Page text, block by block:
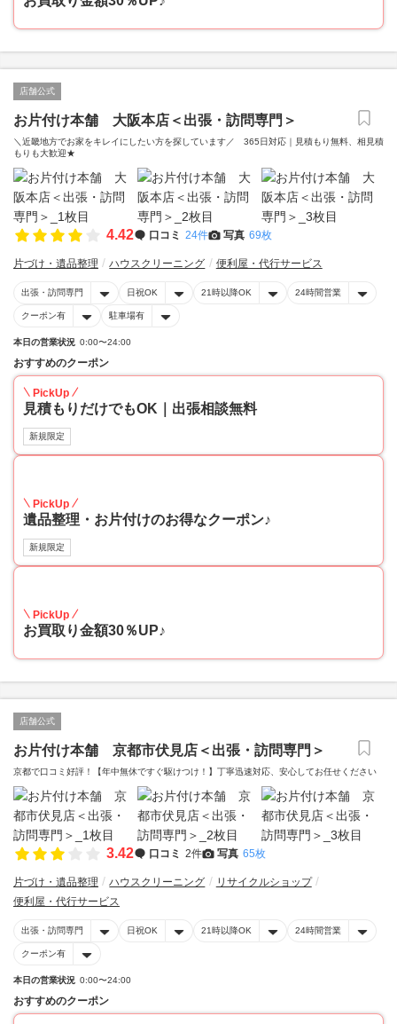
店舗公式
お片付け本舗 大阪本店＜出張・訪問専門＞
＼近畿地方でお家をキレイにしたい方を探しています／ 365日対応｜見積もり無料、相見積
もりも大歓迎★
4.42 口コミ 24件 写真 69枚
片づけ・遺品整理 ハウスクリーニング 便利屋・代行サービス
出張・訪問専門 日祝OK 21時以降OK 24時間営業
クーポン有 駐車場有
本日の営業状況 0:00〜24:00
おすすめのクーポン
PickUp
見積もりだけでもOK｜出張相談無料
新規限定
PickUp
遺品整理・お片付けのお得なクーポン♪
新規限定
PickUp
お買取り金額30％UP♪
店舗公式
お片付け本舗 京都市伏見店＜出張・訪問専門＞
京都で口コミ好評！【年中無休ですぐ駆けつけ！】丁寧迅速対応、安心してお任せください
3.42 口コミ 2件 写真 65枚
片づけ・遺品整理 ハウスクリーニング
リサイクルショップ
便利屋・代行サービス
出張・訪問専門 日祝OK 21時以降OK 24時間営業
クーポン有
本日の営業状況 0:00〜24:00
おすすめのクーポン